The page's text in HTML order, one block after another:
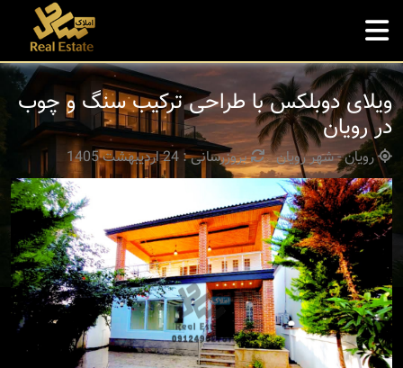
ویلای دوبلکس با طراحی ترکیب سنگ و چوب
در رویان
رویان - شهر رویان بروزرسانی : 24 اردیبهشت 1405